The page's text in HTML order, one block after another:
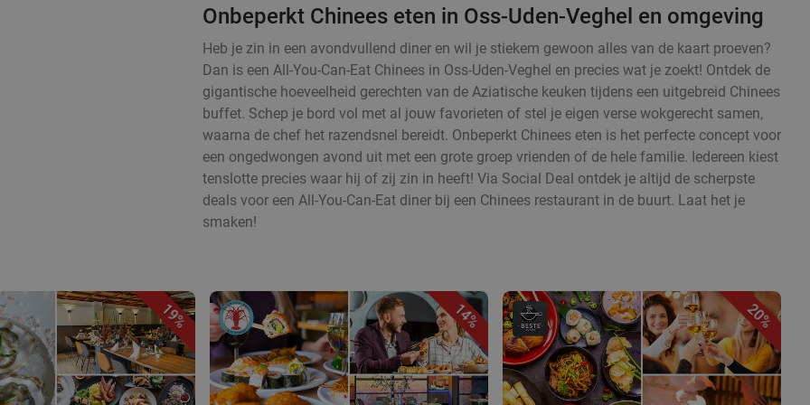
Onbeperkt Chinees eten in Oss-Uden-Veghel en omgeving
Heb je zin in een avondvullend diner en wil je stiekem gewoon alles van de kaart proeven?
Dan is een All-You-Can-Eat Chinees in Oss-Uden-Veghel en precies wat je zoekt! Ontdek de
gigantische hoeveelheid gerechten van de Aziatische keuken tijdens een uitgebreid Chinees
buffet. Schep je bord vol met al jouw favorieten of stel je eigen verse wokgerecht samen,
waarna de chef het razendsnel bereidt. Onbeperkt Chinees eten is het perfecte concept voor
een ongedwongen avond uit met een grote groep vrienden of de hele familie. Iedereen kiest
tenslotte precies waar hij of zij zin in heeft! Via Social Deal ontdek je altijd de scherpste
deals voor een All-You-Can-Eat diner bij een Chinees restaurant in de buurt. Laat het je
smaken!
19% 14% 20%